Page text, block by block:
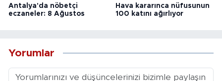
Antalya'da nöbetçi
eczaneler: 8 Ağustos
Hava kararınca nüfusunun
100 katını ağırlıyor
Yorumlar